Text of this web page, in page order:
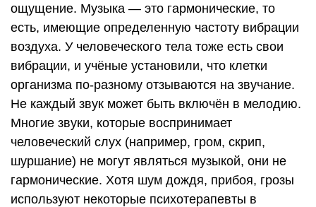
ощущение. Музыка — это гармонические, то
есть, имеющие определенную частоту вибрации
воздуха. У человеческого тела тоже есть свои
вибрации, и учёные установили, что клетки
организма по-разному отзываются на звучание.
Не каждый звук может быть включён в мелодию.
Многие звуки, которые воспринимает
человеческий слух (например, гром, скрип,
шуршание) не могут являться музыкой, они не
гармонические. Хотя шум дождя, прибоя, грозы
используют некоторые психотерапевты в